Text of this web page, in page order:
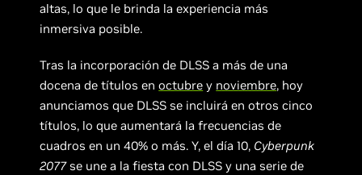
altas, lo que le brinda la experiencia más
inmersiva posible.
Tras la incorporación de DLSS a más de una
docena de títulos enoctubre y noviembre, hoy
anunciamos que DLSS se incluirá en otros cinco
títulos, lo que aumentará la frecuencias de
cuadros en un 40% o más. Y, el día 10, Cyberpunk
2077se une a la fiesta con DLSS y una serie de